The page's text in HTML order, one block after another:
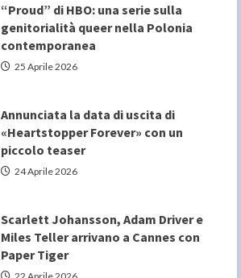
“Proud” di HBO: una serie sulla
genitorialità queer nella Polonia
contemporanea
25 Aprile 2026
Annunciata la data di uscita di
«Heartstopper Forever» con un
piccolo teaser
24 Aprile 2026
Scarlett Johansson, Adam Driver e
Miles Teller arrivano a Cannes con
Paper Tiger